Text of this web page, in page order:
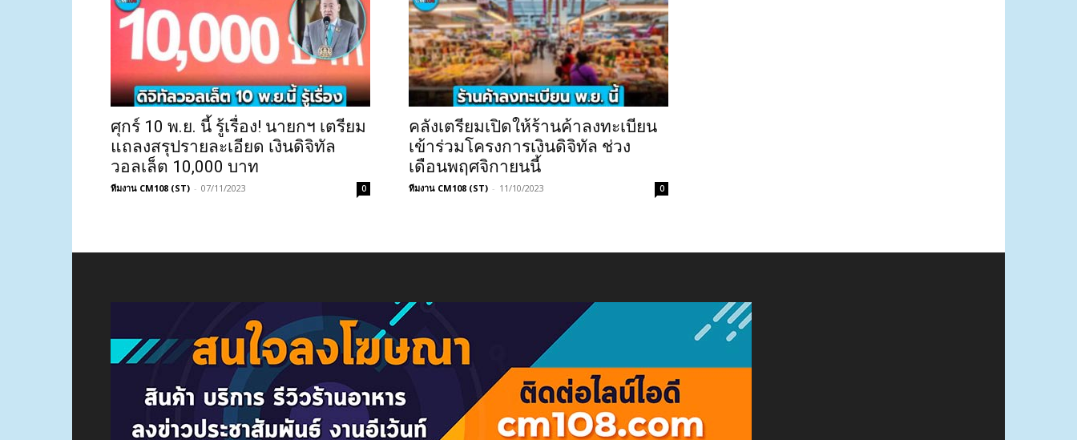
ศุกร์ 10 พ.ย. นี้ รู้เรื่อง! นายกฯ เตรียม
แถลงสรุปรายละเอียด เงินดิจิทัล
วอลเล็ต 10,000 บาท
ทีมงาน CM108 (ST) - 07/11/2023 0
คลังเตรียมเปิดให้ร้านค้าลงทะเบียน
เข้าร่วมโครงการเงินดิจิทัล ช่วง
เดือนพฤศจิกายนนี้
ทีมงาน CM108 (ST) - 11/10/2023 0